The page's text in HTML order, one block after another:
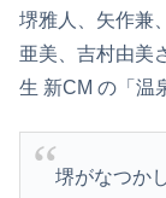
堺雅人、矢作兼
亜美、吉村由美
生 新CM の「温
堺がなつか